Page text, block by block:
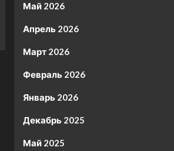
Май 2026
Апрель 2026
Март 2026
Февраль 2026
Январь 2026
Декабрь 2025
Май 2025